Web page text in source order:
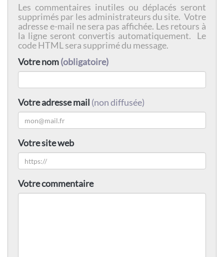
Les commentaires inutiles ou déplacés seront
supprimés par les administrateurs du site. Votre
adresse e-mail ne sera pas affichée. Les retours à
la ligne seront convertis automatiquement. Le
code HTML sera supprimé du message.
Votre nom(obligatoire)
Votre adresse mail (non diffusée)
Votre site web
Votre commentaire